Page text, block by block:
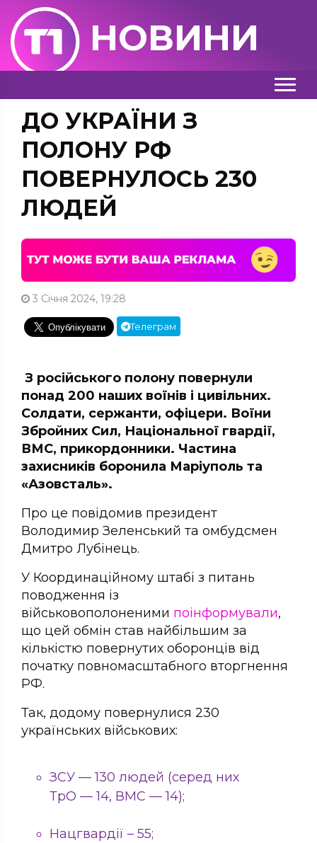
НОВИНИ
ДО УКРАЇНИ З
ПОЛОНУ РФ
ПОВЕРНУЛОСЬ 230
ЛЮДЕЙ
3 Січня 2024, 19:28
Телеграм
З російського полону повернули
понад 200 наших воїнів і цивільних.
Солдати, сержанти, офіцери. Воїни
Збройних Сил, Національної гвардії,
ВМС, прикордонники. Частина
захисників боронила Маріуполь та
«Азовсталь».
Про це повідомив президент
Володимир Зеленський та омбудсмен
Дмитро Лубінець.
У Координаційному штабі з питань
поводження із
військовополоненими поінформували,
що цей обмін став найбільшим за
кількістю повернутих оборонців від
початку повномасштабного вторгнення
РФ.
Так, додому повернулися 230
українських військових:
ЗСУ — 130 людей (серед них
ТрО — 14, ВМС — 14);
Нацгвардії – 55;